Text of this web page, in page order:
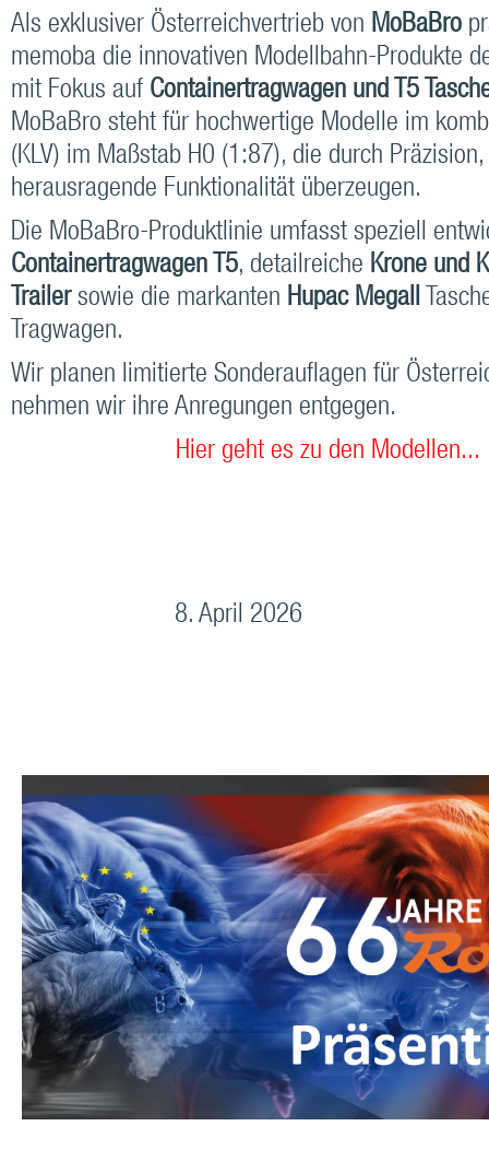
Als exklusiver Österreichvertrieb von MoBaBro
memoba die innovativen Modellbahn-Produkte
mit Fokus auf Containertragwagen und T5
MoBaBro steht für hochwertige Modelle im
(KLV) im Maßstab H0 (1:87), die durch
herausragende Funktionalität überzeugen.
Die MoBaBro-Produktlinie umfasst speziell
Containertragwagen T5, detailreiche Krone und
Trailersowie die markanten Hupac MegaII
Tragwagen.
Wir planen limitierte Sonderauflagen für
nehmen wir ihre Anregungen entgegen.
Hier geht es zu den Modellen...
8. April 2026